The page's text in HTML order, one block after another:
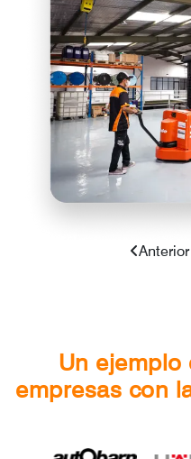
Anterior
Un ejemplo
empresas con